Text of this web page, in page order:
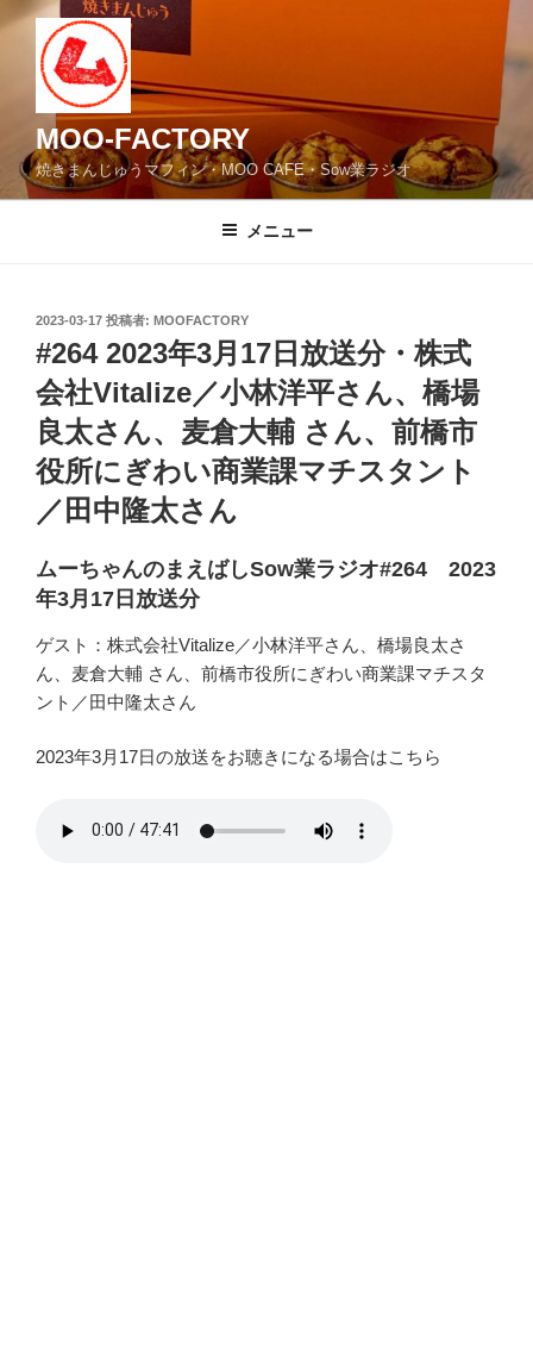
MOO-FACTORY
焼きまんじゅうマフィン・MOO CAFE・Sow業ラジオ
メニュー
投
稿
日:
2023-03-17 投稿者: MOOFACTORY
#264 2023年3月17日放送分・株式
会社Vitalize／小林洋平さん、橋場
良太さん、麦倉大輔 さん、前橋市
役所にぎわい商業課マチスタント
／田中隆太さん
ムーちゃんのまえばしSow業ラジオ#264 2023
年3月17日放送分
ゲスト：株式会社Vitalize／小林洋平さん、橋場良太さ
ん、麦倉大輔 さん、前橋市役所にぎわい商業課マチスタ
ント／田中隆太さん
2023年3月17日の放送をお聴きになる場合はこちら